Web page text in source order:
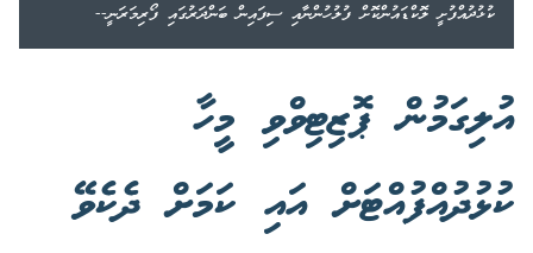
ކުޅުދުއްފުށީ ލޮކްޑައުންކޮށް ފުލުހުންނާއި ސިފައިން ބަންދަރުގައި ފޯރިމަރަނީ--
އުލިގަމުން ޕޮޒިޓިވްވި މީހާ
ކުޅުދުއްފުއްޓަށް އައި ކަމަށް ދެކެވޭ